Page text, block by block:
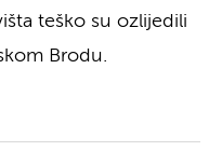
teško su ozlijedili
Brodu.